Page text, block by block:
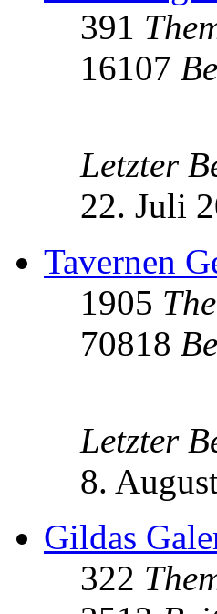
391
16107
Letzter
22. Juli
Tavernen
1905
70818
Letzter
8.
Gildas
322